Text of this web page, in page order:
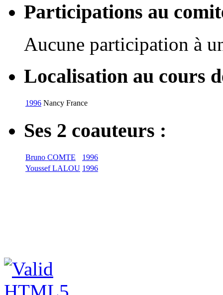
Participations au
Aucune participation à
Localisation au cours
1996 Nancy France
Ses 2 coauteurs :
Bruno COMTE
1996
Youssef LALOU 1996